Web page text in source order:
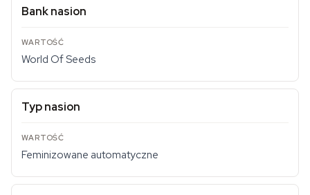
Bank nasion
World Of Seeds
Typ nasion
Feminizowane automatyczne